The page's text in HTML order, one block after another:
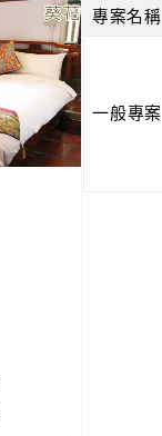
專案名稱
一般專案